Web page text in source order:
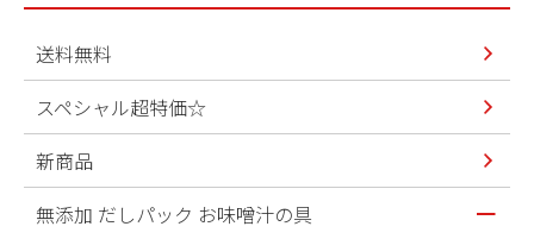
送料無料
スペシャル超特価☆
新商品
無添加 だしパック お味噌汁の具